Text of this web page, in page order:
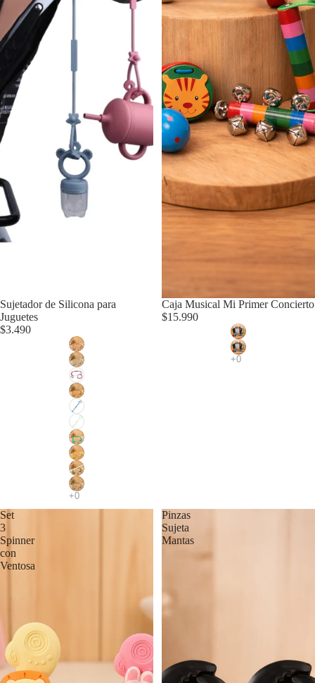
Sujetador de Silicona para
Juguetes
$3.490
Caja Musical Mi Primer Concierto
$15.990
Set
3
Spinner
con
Ventosa
Pinzas
Sujeta
Mantas